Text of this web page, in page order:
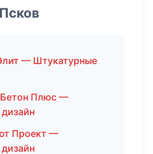
— Штукатурные
Плюс —
Проект —